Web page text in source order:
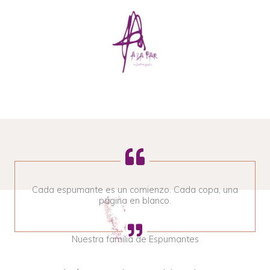
Cada espumante es un comienzo. Cada copa, una
página en blanco.
Nuestra familia de Espumantes